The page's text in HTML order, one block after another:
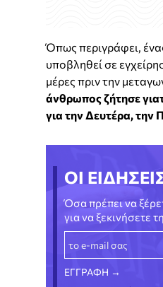
Όπως περιγράφει,
υποβληθεί σε
μέρες πριν την
άνθρωπος ζήτησε
για την Δευτέρα, την
ΟΙ
Όσα πρέπει να
για να ξεκινήσετε